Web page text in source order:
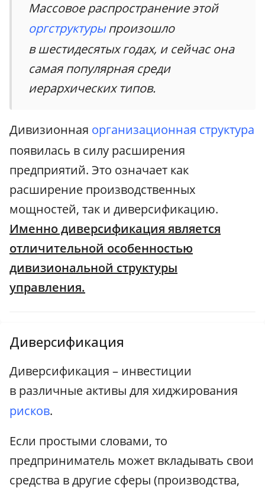
Массовое распространение этой
оргструктурыпроизошло
в шестидесятых годах, и сейчас она
самая популярная среди
иерархических типов.
Дивизионная организационная структура
появилась в силу расширения
предприятий. Это означает как
расширение производственных
мощностей, так и диверсификацию.
Именно диверсификация является
отличительной особенностью
дивизиональной структуры
управления.
Диверсификация
Диверсификация – инвестиции
в различные активы для хиджирования
рисков.
Если простыми словами, то
предприниматель может вкладывать свои
средства в другие сферы (производства,